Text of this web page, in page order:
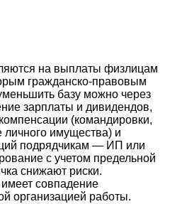
на выплаты физлицам
гражданско-правовым
базу можно через
зарплаты и дивидендов,
(командировки,
личного имущества) и
подрядчикам — ИП или
с учетом предельной
снижают риски.
совпадение
организацией работы.